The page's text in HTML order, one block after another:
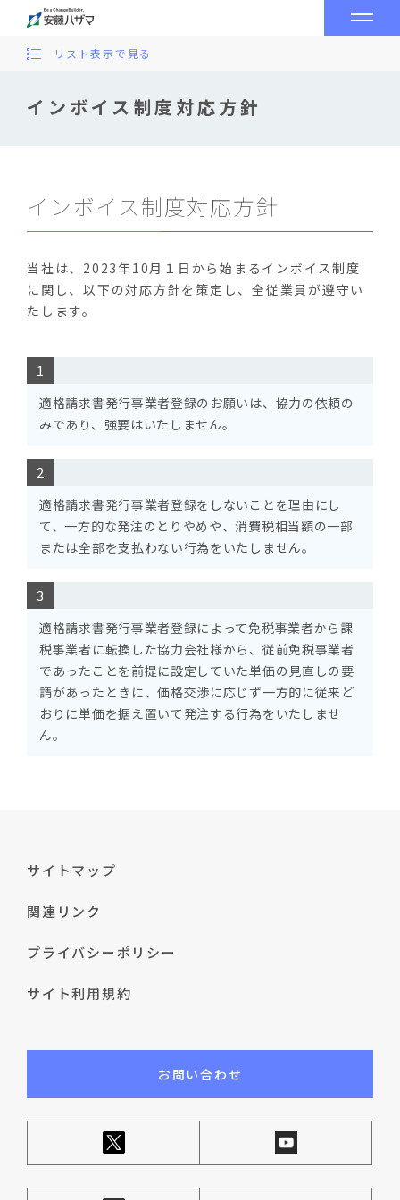
インボイス制度対応方針
リスト表示で見る
インボイス制度対応方針
当社は、2023年10月１日から始まるインボイス制度
に関し、以下の対応方針を策定し、全従業員が遵守い
たします。
適格請求書発行事業者登録のお願いは、協力の依頼の
みであり、強要はいたしません。
適格請求書発行事業者登録をしないことを理由にし
て、一方的な発注のとりやめや、消費税相当額の一部
または全部を支払わない行為をいたしません。
適格請求書発行事業者登録によって免税事業者から課
税事業者に転換した協力会社様から、従前免税事業者
であったことを前提に設定していた単価の見直しの要
請があったときに、価格交渉に応じず一方的に従来ど
おりに単価を据え置いて発注する行為をいたしませ
ん。
サイトマップ
関連リンク
プライバシーポリシー
サイト利用規約
お問い合わせ